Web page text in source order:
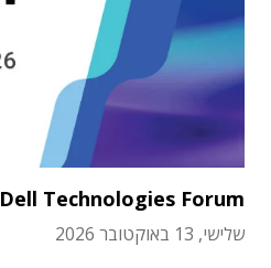
Dell Technologies Forum
שלישי, 13 באוקטובר 2026